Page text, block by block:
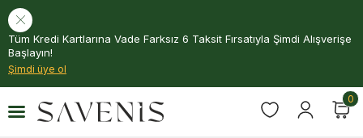
Tüm Kredi Kartlarına Vade Farksız 6 Taksit Fırsatıyla Şimdi Alışverişe
Başlayın!
Şimdi üye ol
0